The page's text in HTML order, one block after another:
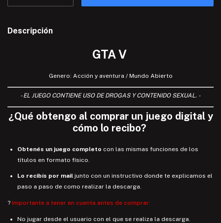
Descripción
GTA V
Genero: Acción y aventura / Mundo Abierto
- EL JUEGO CONTIENE USO DE DROGAS Y CONTENIDO SEXUAL. -
¿Qué obtengo al comprar un juego digital y
cómo lo recibo?
Obtenés un juego completo con las mismas funciones de los
títulos en formato físico.
Lo recibís por mail junto con un instructivo donde te explicamos el
paso a paso de como realizar la descarga.
? Importante a tener en cuenta antes de comprar:
No jugar desde el usuario con el que se realiza la descarga.